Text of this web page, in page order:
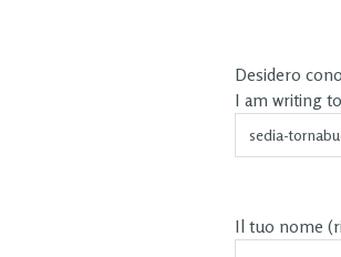
Desidero
I am writing
Il tuo nome